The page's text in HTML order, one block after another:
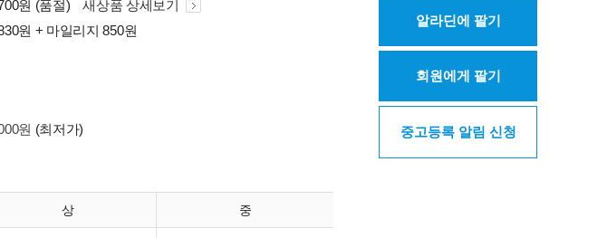
원 (품절)
새상품 상세보기
원 + 마일리지 850원
원 (최저가)
상 중
알라딘에 팔기
회원에게 팔기
중고등록 알림 신청